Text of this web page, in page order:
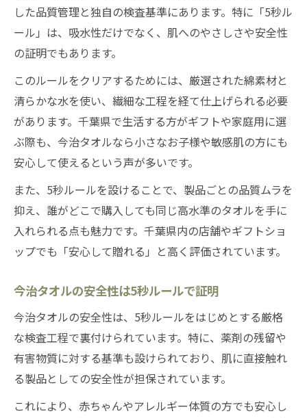
した品質管理と独自の検査基準にあります。特に「5秒ル
ール」は、吸水性だけでなく、肌へのやさしさや安全性
の証明でもあります。
このルールをクリアするためには、厳選された綿素材と
清らかな水を使い、繊細な工程を経て仕上げられる必要
があります。千葉県で生活する方がギフトや家庭用に選
ぶ際も、今治タオルなら小さなお子様や敏感肌の方にも
安心して使えるという声が多いです。
また、5秒ルールを設けることで、製品ごとの品質ムラを
抑え、誰がどこで購入しても同じ高水準のタオルを手に
入れられる点も魅力です。千葉県内の店舗やギフトショ
ップでも「安心して贈れる」と高く評価されています。
今治タオルの安全性は5秒ルールで証明
今治タオルの安全性は、5秒ルールをはじめとする厳格
な検査工程で裏付けられています。特に、薬剤の残留や
有害物質に対する基準も設けられており、肌に直接触れ
る製品としての安全性が担保されています。
これにより、赤ちゃんやアレルギー体質の方でも安心し